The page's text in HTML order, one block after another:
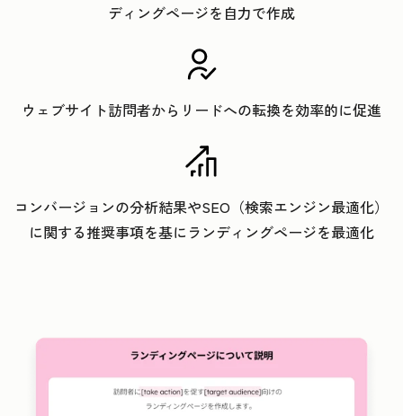
ディングページを自力で作成
ウェブサイト訪問者からリードへの転換を効率的に促進
コンバージョンの分析結果やSEO（検索エンジン最適化）
に関する推奨事項を基にランディングページを最適化